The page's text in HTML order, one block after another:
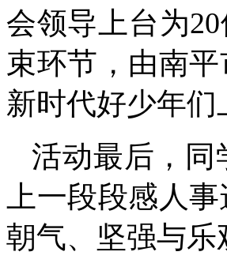
会领导上台为
束环节，由南
新时代好少年
活动最后，同
上一段段感人
朝气、坚强与